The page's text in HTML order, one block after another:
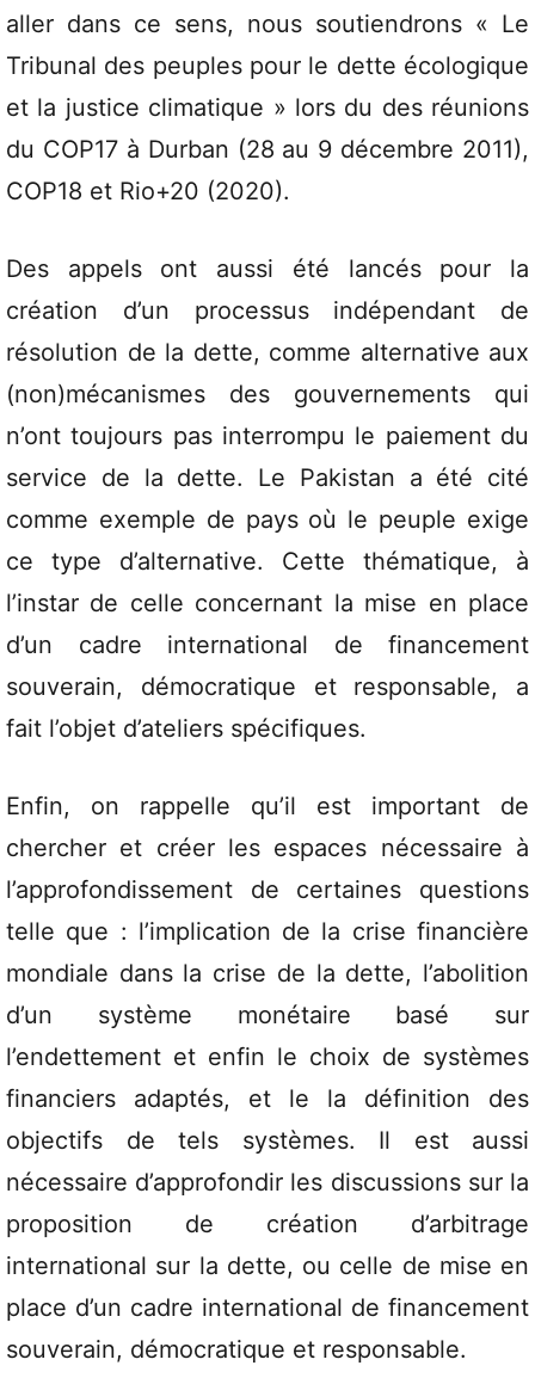
aller dans ce sens, nous soutiendrons « Le
Tribunal des peuples pour le dette écologique
et la justice climatique » lors du des réunions
du COP17 à Durban (28 au 9 décembre 2011),
COP18 et Rio+20 (2020).
Des appels ont aussi été lancés pour la
création d’un processus indépendant de
résolution de la dette, comme alternative aux
(non)mécanismes des gouvernements qui
n’ont toujours pas interrompu le paiement du
service de la dette. Le Pakistan a été cité
comme exemple de pays où le peuple exige
ce type d’alternative. Cette thématique, à
l’instar de celle concernant la mise en place
d’un cadre international de financement
souverain, démocratique et responsable, a
fait l’objet d’ateliers spécifiques.
Enfin, on rappelle qu’il est important de
chercher et créer les espaces nécessaire à
l’approfondissement de certaines questions
telle que : l’implication de la crise financière
mondiale dans la crise de la dette, l’abolition
d’un système monétaire basé sur
l’endettement et enfin le choix de systèmes
financiers adaptés, et le la définition des
objectifs de tels systèmes. Il est aussi
nécessaire d’approfondir les discussions sur la
proposition de création d’arbitrage
international sur la dette, ou celle de mise en
place d’un cadre international de financement
souverain, démocratique et responsable.